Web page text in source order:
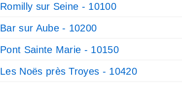
Romilly sur Seine - 10100
Bar sur Aube - 10200
Pont Sainte Marie - 10150
Les Noës près Troyes - 10420